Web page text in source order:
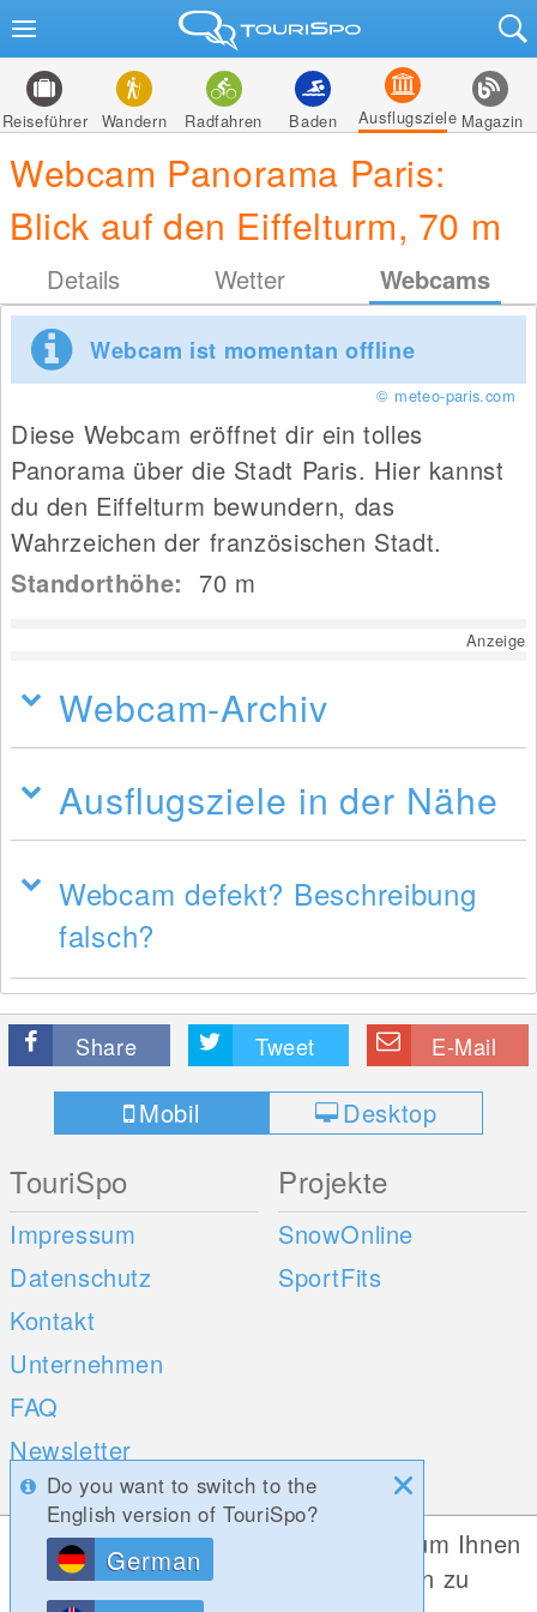
Reiseführer Wandern Radfahren Baden Ausflugsziele Magazin
Webcam Panorama Paris:
Blick auf den Eiffelturm, 70 m
Details Wetter Webcams
Webcam ist momentan offline
© meteo-paris.com
Diese Webcam eröffnet dir ein tolles
Panorama über die Stadt Paris. Hier kannst
du den Eiffelturm bewundern, das
Wahrzeichen der französischen Stadt.
Standorthöhe: 70 m
Anzeige
Webcam-Archiv
Ausflugsziele in der Nähe
Webcam defekt? Beschreibung
falsch?
Share Tweet E-Mail
Mobil Desktop
TouriSpo
Impressum
Datenschutz
Kontakt
Unternehmen
FAQ
Newsletter
Umfragen
Projekte
SnowOnline
SportFits
Mobile Apps Social Web
Do you want to switch to the
English version of TouriSpo?
German
Diese Website verwendet Cookies, um Ihnen
die bestmögliche Funktionalität bieten zu